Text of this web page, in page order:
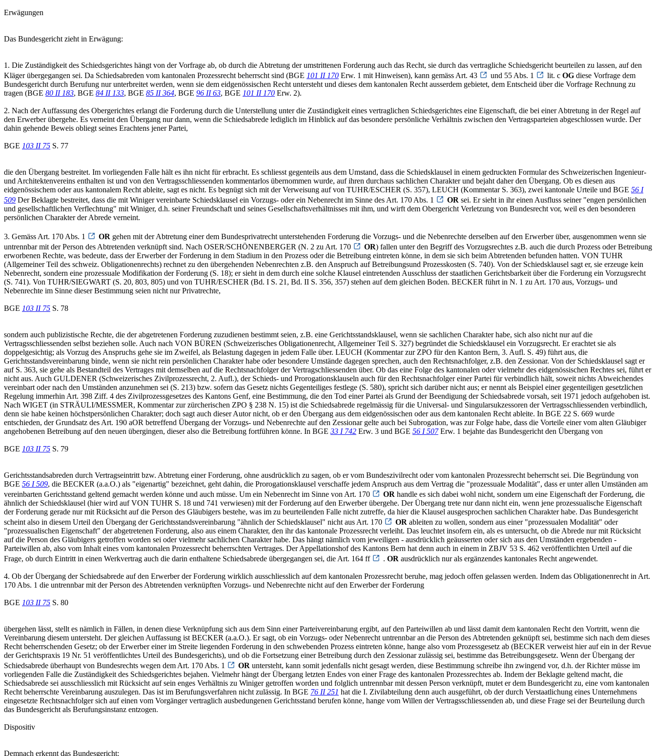
Erwägungen
Das Bundesgericht zieht in Erwägung:
1. Die Zuständigkeit des Schiedsgerichtes hängt von der Vorfrage ab, ob durch die Abtretung der umstrittenen Forderung auch das Recht, sie durch das vertragliche Schiedsgericht beurteilen zu lassen, auf den
Kläger übergegangen sei. Da Schiedsabreden vom kantonalen Prozessrecht beherrscht sind (BGE 101 II 170 Erw. 1 mit Hinweisen), kann gemäss Art. 43 und 55 Abs. 1 lit. c OG diese Vorfrage dem
Bundesgericht durch Berufung nur unterbreitet werden, wenn sie dem eidgenössischen Recht untersteht und dieses dem kantonalen Recht ausserdem gebietet, dem Entscheid über die Vorfrage Rechnung zu
tragen (BGE 80 II 183, BGE 84 II 133, BGE 85 II 364, BGE 96 II 63, BGE 101 II 170 Erw. 2).
2. Nach der Auffassung des Obergerichtes erlangt die Forderung durch die Unterstellung unter die Zuständigkeit eines vertraglichen Schiedsgerichtes eine Eigenschaft, die bei einer Abtretung in der Regel auf
den Erwerber übergehe. Es verneint den Übergang nur dann, wenn die Schiedsabrede lediglich im Hinblick auf das besondere persönliche Verhältnis zwischen den Vertragsparteien abgeschlossen wurde. Der
dahin gehende Beweis obliegt seines Erachtens jener Partei,
BGE 103 II 75 S. 77
die den Übergang bestreitet. Im vorliegenden Falle hält es ihn nicht für erbracht. Es schliesst gegenteils aus dem Umstand, dass die Schiedsklausel in einem gedruckten Formular des Schweizerischen Ingenieur-
und Architektenvereins enthalten ist und von den Vertragsschliessenden kommentarlos übernommen wurde, auf ihren durchaus sachlichen Charakter und bejaht daher den Übergang. Ob es diesen aus
eidgenössischem oder aus kantonalem Recht ableite, sagt es nicht. Es begnügt sich mit der Verweisung auf von TUHR/ESCHER (S. 357), LEUCH (Kommentar S. 363), zwei kantonale Urteile und BGE 56 I
509 Der Beklagte bestreitet, dass die mit Winiger vereinbarte Schiedsklausel ein Vorzugs- oder ein Nebenrecht im Sinne des Art. 170 Abs. 1 OR sei. Er sieht in ihr einen Ausfluss seiner "engen persönlichen
und gesellschaftlichen Verflechtung" mit Winiger, d.h. seiner Freundschaft und seines Gesellschaftsverhältnisses mit ihm, und wirft dem Obergericht Verletzung von Bundesrecht vor, weil es den besonderen
persönlichen Charakter der Abrede verneint.
3. Gemäss Art. 170 Abs. 1 OR gehen mit der Abtretung einer dem Bundesprivatrecht unterstehenden Forderung die Vorzugs- und die Nebenrechte derselben auf den Erwerber über, ausgenommen wenn sie
untrennbar mit der Person des Abtretenden verknüpft sind. Nach OSER/SCHÖNENBERGER (N. 2 zu Art. 170
OR) fallen unter den Begriff des Vorzugsrechtes z.B. auch die durch Prozess oder Betreibung
erworbenen Rechte, was bedeute, dass der Erwerber der Forderung in dem Stadium in den Prozess oder die Betreibung eintreten könne, in dem sie sich beim Abtretenden befunden hatten. VON TUHR
(Allgemeiner Teil des schweiz. Obligationenrechts) rechnet zu den übergehenden Nebenrechten z.B. den Anspruch auf Betreibungsund Prozesskosten (S. 740). Von der Schiedsklausel sagt er, sie erzeuge kein
Nebenrecht, sondern eine prozessuale Modifikation der Forderung (S. 18); er sieht in dem durch eine solche Klausel eintretenden Ausschluss der staatlichen Gerichtsbarkeit über die Forderung ein Vorzugsrecht
(S. 741). Von TUHR/SIEGWART (S. 20, 803, 805) und von TUHR/ESCHER (Bd. I S. 21, Bd. II S. 356, 357) stehen auf dem gleichen Boden. BECKER führt in N. 1 zu Art. 170 aus, Vorzugs- und
Nebenrechte im Sinne dieser Bestimmung seien nicht nur Privatrechte,
BGE 103 II 75 S. 78
sondern auch publizistische Rechte, die der abgetretenen Forderung zuzudienen bestimmt seien, z.B. eine Gerichtsstandsklausel, wenn sie sachlichen Charakter habe, sich also nicht nur auf die
Vertragsschliessenden selbst beziehen solle. Auch nach VON BÜREN (Schweizerisches Obligationenrecht, Allgemeiner Teil S. 327) begründet die Schiedsklausel ein Vorzugsrecht. Er erachtet sie als
doppelgesichtig; als Vorzug des Anspruchs gehe sie im Zweifel, als Belastung dagegen in jedem Falle über. LEUCH (Kommentar zur ZPO für den Kanton Bern, 3. Aufl. S. 49) führt aus, die
Gerichtsstandsvereinbarung binde, wenn sie nicht rein persönlichen Charakter habe oder besondere Umstände dagegen sprechen, auch den Rechtsnachfolger, z.B. den Zessionar. Von der Schiedsklausel sagt er
auf S. 363, sie gehe als Bestandteil des Vertrages mit demselben auf die Rechtsnachfolger der Vertragschliessenden über. Ob das eine Folge des kantonalen oder vielmehr des eidgenössischen Rechtes sei, führt er
nicht aus. Auch GULDENER (Schweizerisches Zivilprozessrecht, 2. Aufl.), der Schieds- und Prorogationsklauseln auch für den Rechtsnachfolger einer Partei für verbindlich hält, soweit nichts Abweichendes
vereinbart oder nach den Umständen anzunehmen sei (S. 213) bzw. sofern das Gesetz nichts Gegenteiliges festlege (S. 580), spricht sich darüber nicht aus; er nennt als Beispiel einer gegenteiligen gesetzlichen
Regelung immerhin Art. 398 Ziff. 4 des Zivilprozessgesetzes des Kantons Genf, eine Bestimmung, die den Tod einer Partei als Grund der Beendigung der Schiedsabrede vorsah, seit 1971 jedoch aufgehoben ist.
Nach WIGET (in STRÄULI/MESSMER, Kommentar zur zürcherischen ZPO § 238 N. 15) ist die Schiedsabrede regelmässig für die Universal- und Singularsukzessoren der Vertragsschliessenden verbindlich,
denn sie habe keinen höchstpersönlichen Charakter; doch sagt auch dieser Autor nicht, ob er den Übergang aus dem eidgenössischen oder aus dem kantonalen Recht ableite. In BGE 22 S. 669 wurde
entschieden, der Grundsatz des Art. 190 aOR betreffend Übergang der Vorzugs- und Nebenrechte auf den Zessionar gelte auch bei Subrogation, was zur Folge habe, dass die Vorteile einer vom alten Gläubiger
angehobenen Betreibung auf den neuen übergingen, dieser also die Betreibung fortführen könne. In BGE 33 I 742 Erw. 3 und BGE 56 I 507Erw. 1 bejahte das Bundesgericht den Übergang von
BGE 103 II 75 S. 79
Gerichtsstandsabreden durch Vertragseintritt bzw. Abtretung einer Forderung, ohne ausdrücklich zu sagen, ob er vom Bundeszivilrecht oder vom kantonalen Prozessrecht beherrscht sei. Die Begründung von
BGE 56 I 509, die BECKER (a.a.O.) als "eigenartig" bezeichnet, geht dahin, die Prorogationsklausel verschaffe jedem Anspruch aus dem Vertrag die "prozessuale Modalität", dass er unter allen Umständen am
vereinbarten Gerichtsstand geltend gemacht werden könne und auch müsse. Um ein Nebenrecht im Sinne von Art. 170
OR handle es sich dabei wohl nicht, sondern um eine Eigenschaft der Forderung, die
ähnlich der Schiedsklausel (hier wird auf VON TUHR S. 18 und 741 verwiesen) mit der Forderung auf den Erwerber übergehe. Der Übergang trete nur dann nicht ein, wenn jene prozessualische Eigenschaft
der Forderung gerade nur mit Rücksicht auf die Person des Gläubigers bestehe, was im zu beurteilenden Falle nicht zutreffe, da hier die Klausel ausgesprochen sachlichen Charakter habe. Das Bundesgericht
scheint also in diesem Urteil den Übergang der Gerichtsstandsvereinbarung "ähnlich der Schiedsklausel" nicht aus Art. 170
OR ableiten zu wollen, sondern aus einer "prozessualen Modalität" oder
"prozessualischen Eigenschaft" der abgetretenen Forderung, also aus einem Charakter, den ihr das kantonale Prozessrecht verleiht. Das leuchtet insofern ein, als es untersucht, ob die Abrede nur mit Rücksicht
auf die Person des Gläubigers getroffen worden sei oder vielmehr sachlichen Charakter habe. Das hängt nämlich vom jeweiligen - ausdrücklich geäusserten oder sich aus den Umständen ergebenden -
Parteiwillen ab, also vom Inhalt eines vom kantonalen Prozessrecht beherrschten Vertrages. Der Appellationshof des Kantons Bern hat denn auch in einem in ZBJV 53 S. 462 veröffentlichten Urteil auf die
Frage, ob durch Eintritt in einen Werkvertrag auch die darin enthaltene Schiedsabrede übergegangen sei, die Art. 164 ff
. OR ausdrücklich nur als ergänzendes kantonales Recht angewendet.
4. Ob der Übergang der Schiedsabrede auf den Erwerber der Forderung wirklich ausschliesslich auf dem kantonalen Prozessrecht beruhe, mag jedoch offen gelassen werden. Indem das Obligationenrecht in Art.
170 Abs. 1 die untrennbar mit der Person des Abtretenden verknüpften Vorzugs- und Nebenrechte nicht auf den Erwerber der Forderung
BGE 103 II 75 S. 80
übergehen lässt, stellt es nämlich in Fällen, in denen diese Verknüpfung sich aus dem Sinn einer Parteivereinbarung ergibt, auf den Parteiwillen ab und lässt damit dem kantonalen Recht den Vortritt, wenn die
Vereinbarung diesem untersteht. Der gleichen Auffassung ist BECKER (a.a.O.). Er sagt, ob ein Vorzugs- oder Nebenrecht untrennbar an die Person des Abtretenden geknüpft sei, bestimme sich nach dem dieses
Recht beherrschenden Gesetz; ob der Erwerber einer im Streite liegenden Forderung in den schwebenden Prozess eintreten könne, hange also vom Prozessgesetz ab (BECKER verweist hier auf ein in der Revue
der Gerichtspraxis 19 Nr. 51 veröffentlichtes Urteil des Bundesgerichts), und ob die Fortsetzung einer Betreibung durch den Zessionar zulässig sei, bestimme das Betreibungsgesetz. Wenn der Übergang der
Schiedsabrede überhaupt von Bundesrechts wegen dem Art. 170 Abs. 1
OR untersteht, kann somit jedenfalls nicht gesagt werden, diese Bestimmung schreibe ihn zwingend vor, d.h. der Richter müsse im
vorliegenden Falle die Zuständigkeit des Schiedsgerichtes bejahen. Vielmehr hängt der Übergang letzten Endes von einer Frage des kantonalen Prozessrechtes ab. Indem der Beklagte geltend macht, die
Schiedsabrede sei ausschliesslich mit Rücksicht auf sein enges Verhältnis zu Winiger getroffen worden und folglich untrennbar mit dessen Person verknüpft, mutet er dem Bundesgericht zu, eine vom kantonalen
Recht beherrschte Vereinbarung auszulegen. Das ist im Berufungsverfahren nicht zulässig. In BGE 76 II 251 hat die I. Zivilabteilung denn auch ausgeführt, ob der durch Verstaatlichung eines Unternehmens
eingesetzte Rechtsnachfolger sich auf einen vom Vorgänger vertraglich ausbedungenen Gerichtsstand berufen könne, hange vom Willen der Vertragsschliessenden ab, und diese Frage sei der Beurteilung durch
das Bundesgericht als Berufungsinstanz entzogen.
Dispositiv
Demnach erkennt das Bundesgericht: